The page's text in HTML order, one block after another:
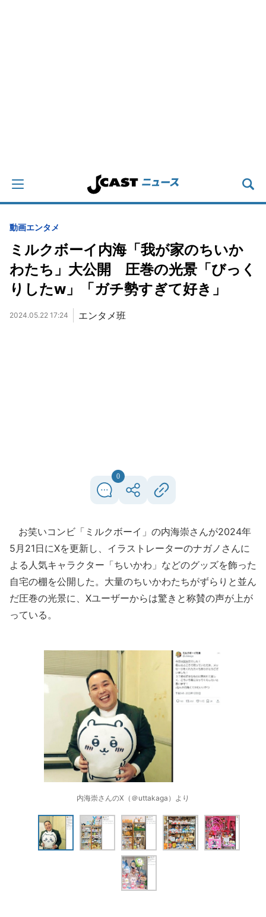
動画エンタメ
ミルクボーイ内海「我が家のちいか
わたち」大公開 圧巻の光景「びっく
りしたw」「ガチ勢すぎて好き」
2024.05.22 17:24 エンタメ班
0
お笑いコンビ「ミルクボーイ」の内海崇さんが2024年
5月21日にXを更新し、イラストレーターのナガノさんに
よる人気キャラクター「ちいかわ」などのグッズを飾った
自宅の棚を公開した。大量のちいかわたちがずらりと並ん
だ圧巻の光景に、Xユーザーからは驚きと称賛の声が上が
っている。
内海崇さんのX（＠uttakaga）より